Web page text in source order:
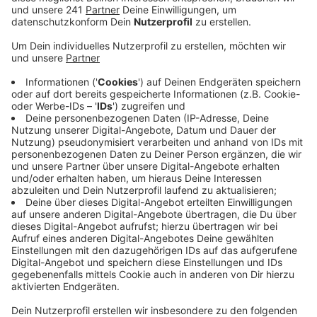
Veröffentlicht:Mittwoch, 12.02.2020 16:50
Anzeige
Ziel ist es, den Autoverkehr in Euskirchen auf lange
Sicht deutlich zu reduzieren und es den Anwohnern
leichter zu machen, auf Alternativen wie Fahrrad oder
Bus und Bahn umzusteigen. Bis zum Herbst 2021 soll
das Mobilitätskonzept fertig gestellt sein. Bis dahin
gibt es noch Bürgerkonferenzen und weitere
Gespräche mit den Fachbereichen. Erste Maßnahmen
werden aber jetzt schon umgesetzt: So wird auf der
Münstereifeler Straße in Höhe der Straße „An der
Malzfabrik“ eine Querungshilfe errichtet. Die soll es für
Fußgänger und Radfahrer einfacher machen, über die
Münstereifeler Straße zu kommen. Auf der Kölner